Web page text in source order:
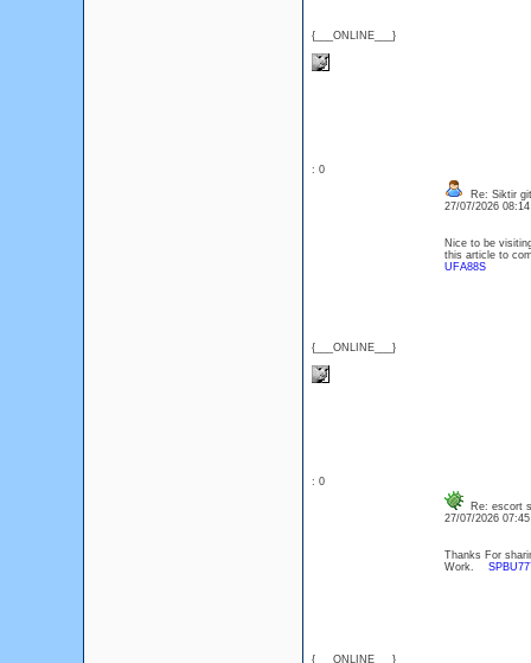
{___ONLINE___}
: 0
{___ONLINE___}
Re: Siktir
27/07/2026
Nice to be
this article to
UFA88S
: 0
{___ONLINE___}
Re: escort
27/07/2026
Thanks For
Work.